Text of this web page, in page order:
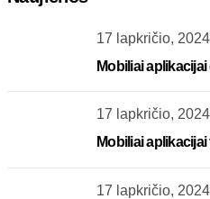
17 lapkričio, 2024
Mobiliai
17 lapkričio, 2024
Mobiliai
17 lapkričio, 2024